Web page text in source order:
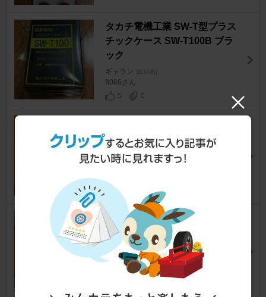
タカチ電機工業 SW-T型プラス
チックケース SW-T100B ブラ
ック
ギャラン [E30系]
8086さん
5
0
電源ケーブル(DCジャック外径
3.5mm/内径1.3mm)
18
uxcell メタルクラッド抵抗器 0.
5Ω100W±5%
ギャラン [E30系]
8086さん
0